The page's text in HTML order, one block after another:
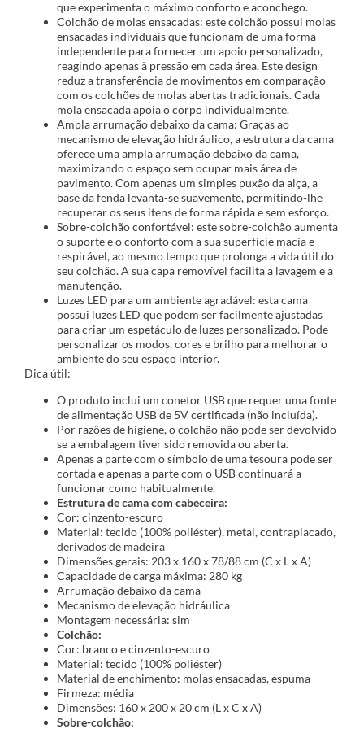
que experimenta o máximo conforto e aconchego.
Colchão de molas ensacadas: este colchão possui molas
ensacadas individuais que funcionam de uma forma
independente para fornecer um apoio personalizado,
reagindo apenas à pressão em cada área. Este design
reduz a transferência de movimentos em comparação
com os colchões de molas abertas tradicionais. Cada
mola ensacada apoia o corpo individualmente.
Ampla arrumação debaixo da cama: Graças ao
mecanismo de elevação hidráulico, a estrutura da cama
oferece uma ampla arrumação debaixo da cama,
maximizando o espaço sem ocupar mais área de
pavimento. Com apenas um simples puxão da alça, a
base da fenda levanta-se suavemente, permitindo-lhe
recuperar os seus itens de forma rápida e sem esforço.
Sobre-colchão confortável: este sobre-colchão aumenta
o suporte e o conforto com a sua superfície macia e
respirável, ao mesmo tempo que prolonga a vida útil do
seu colchão. A sua capa removível facilita a lavagem e a
manutenção.
Luzes LED para um ambiente agradável: esta cama
possui luzes LED que podem ser facilmente ajustadas
para criar um espetáculo de luzes personalizado. Pode
personalizar os modos, cores e brilho para melhorar o
ambiente do seu espaço interior.
Dica útil:
O produto inclui um conetor USB que requer uma fonte
de alimentação USB de 5V certificada (não incluída).
Por razões de higiene, o colchão não pode ser devolvido
se a embalagem tiver sido removida ou aberta.
Apenas a parte com o símbolo de uma tesoura pode ser
cortada e apenas a parte com o USB continuará a
funcionar como habitualmente.
Estrutura de cama com cabeceira:
Cor: cinzento-escuro
Material: tecido (100% poliéster), metal, contraplacado,
derivados de madeira
Dimensões gerais: 203 x 160 x 78/88 cm (C x L x A)
Capacidade de carga máxima: 280 kg
Arrumação debaixo da cama
Mecanismo de elevação hidráulica
Montagem necessária: sim
Colchão:
Cor: branco e cinzento-escuro
Material: tecido (100% poliéster)
Material de enchimento: molas ensacadas, espuma
Firmeza: média
Dimensões: 160 x 200 x 20 cm (L x C x A)
Sobre-colchão: